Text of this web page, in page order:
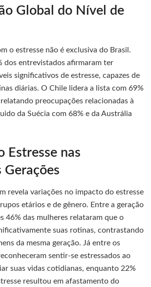
Global do Nível de
o estresse não é exclusiva do Brasil.
dos entrevistados afirmaram ter
significativos de estresse, capazes de
diárias. O Chile lidera a lista com 69%
preocupações relacionadas à
da Suécia com 68% e da Austrália
Estresse nas
Gerações
revela variações no impacto do estresse
etários e de gênero. Entre a geração
46% das mulheres relataram que o
suas rotinas, contrastando
da mesma geração. Já entre os
sentir-se estressados ao
suas vidas cotidianas, enquanto 22%
resultou em afastamento do